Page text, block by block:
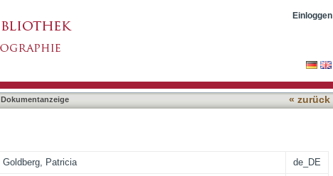
Einloggen
Dokumentanzeige « zurück
Goldberg, Patricia de_DE